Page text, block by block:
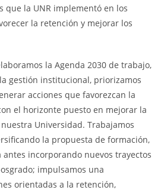
que la UNR implementó en los
la retención y mejorar los
la Agenda 2030 de trabajo,
gestión institucional, priorizamos
acciones que favorezcan la
el horizonte puesto en mejorar la
Universidad. Trabajamos
la propuesta de formación,
incorporando nuevos trayectos
impulsamos una
orientadas a la retención,